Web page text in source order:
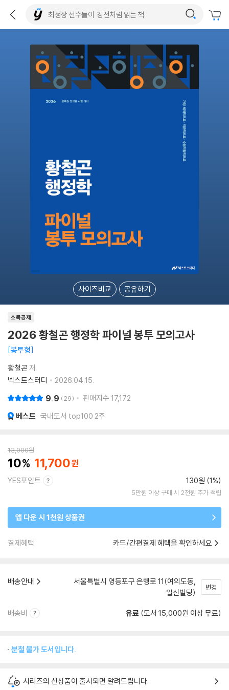
사이즈비교 공유하기
소득공제
2026 황철곤 행정학 파이널 봉투 모의고사
봉투형
황철곤 저
넥스트스터디
2026.04.15.
9.9 29 판매지수 17,172
베스트 국내도서 top100 2주
13,000원
10 11,700
YES포인트 130원 (1%)
5만원 이상 구매 시 2천원 추가 적립
앱 다운 시 1천원 상품권
결제혜택 카드/간편결제 혜택을 확인하세요
배송안내
서울특별시 영등포구 은행로 11(여의도동,
일신빌딩)
변경
배송비 유료 (도서 15,000원 이상 무료)
분철 불가 도서입니다.
시리즈의 신상품이 출시되면 알려드립니다.